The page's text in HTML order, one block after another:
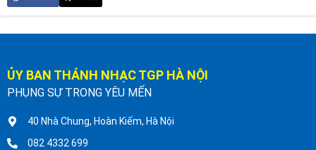
ỦY BAN THÁNH NHẠC TGP HÀ NỘI
PHỤNG SỰ TRONG YÊU MẾN
40 Nhà Chung, Hoàn Kiếm, Hà Nội
082 4332 699